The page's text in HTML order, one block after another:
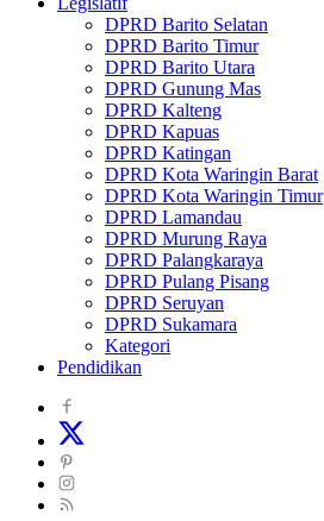
DPRD Barito Selatan
DPRD Barito Timur
DPRD Barito Utara
DPRD Gunung Mas
DPRD Kalteng
DPRD Kapuas
DPRD Katingan
DPRD Kota Waringin Barat
DPRD Kota Waringin Timur
DPRD Lamandau
DPRD Murung Raya
DPRD Palangkaraya
DPRD Pulang Pisang
DPRD Seruyan
DPRD Sukamara
Kategori
Pendidikan